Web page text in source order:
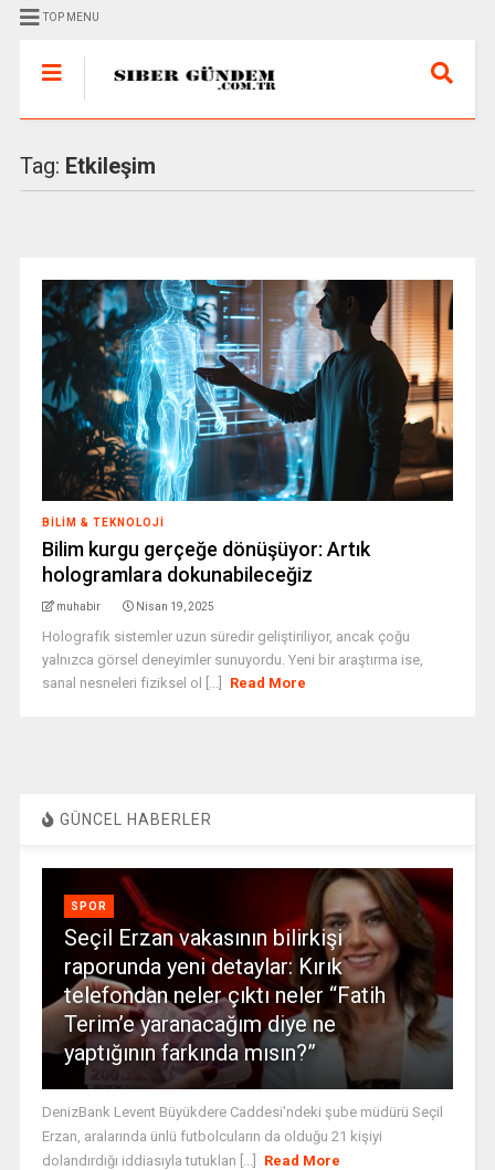
TOP MENU
Tag: Etkileşim
BILIM & TEKNOLOJI
Bilim kurgu gerçeğe dönüşüyor: Artık
hologramlara dokunabileceğiz
muhabir Nisan 19, 2025
Holografik sistemler uzun süredir geliştiriliyor, ancak çoğu
yalnızca görsel deneyimler sunuyordu. Yeni bir araştırma ise,
sanal nesneleri fiziksel ol [...]
Read More
GÜNCEL HABERLER
SPOR
Seçil Erzan vakasının bilirkişi
raporunda yeni detaylar: Kırık
telefondan neler çıktı neler “Fatih
Terim’e yaranacağım diye ne
yaptığının farkında mısın?”
DenizBank Levent Büyükdere Caddesi'ndeki şube müdürü Seçil
Erzan, aralarında ünlü futbolcuların da olduğu 21 kişiyi
dolandırdığı iddiasıyla tutuklan [...]
Read More